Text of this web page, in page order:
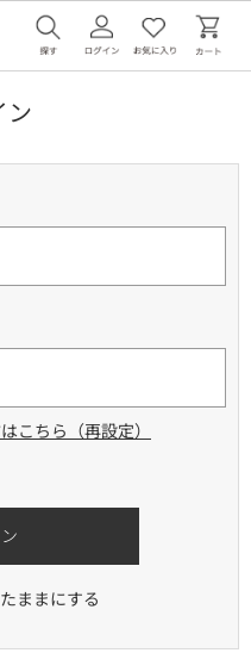
ン
こちら（再設定）
ままにする